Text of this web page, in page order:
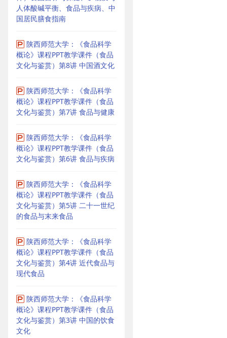
人体酸碱平衡、食品与疾病、中
国居民膳食指南
陕西师范大学：《食品科学
概论》课程PPT教学课件（食品
文化与鉴赏）第8讲 中国酒文化
陕西师范大学：《食品科学
概论》课程PPT教学课件（食品
文化与鉴赏）第7讲 食品与健康
陕西师范大学：《食品科学
概论》课程PPT教学课件（食品
文化与鉴赏）第6讲 食品与疾病
陕西师范大学：《食品科学
概论》课程PPT教学课件（食品
文化与鉴赏）第5讲 二十一世纪
的食品与末来食品
陕西师范大学：《食品科学
概论》课程PPT教学课件（食品
文化与鉴赏）第4讲 近代食品与
现代食品
陕西师范大学：《食品科学
概论》课程PPT教学课件（食品
文化与鉴赏）第3讲 中国的饮食
文化